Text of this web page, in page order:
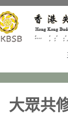
大眾共